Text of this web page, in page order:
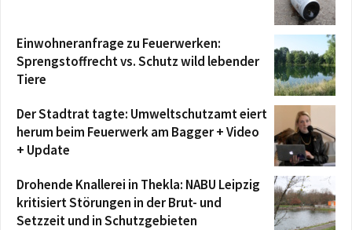
Einwohneranfrage zu Feuerwerken:
Sprengstoffrecht vs. Schutz wild lebender
Tiere
Der Stadtrat tagte: Umweltschutzamt eiert
herum beim Feuerwerk am Bagger + Video
+ Update
Drohende Knallerei in Thekla: NABU Leipzig
kritisiert Störungen in der Brut- und
Setzzeit und in Schutzgebieten